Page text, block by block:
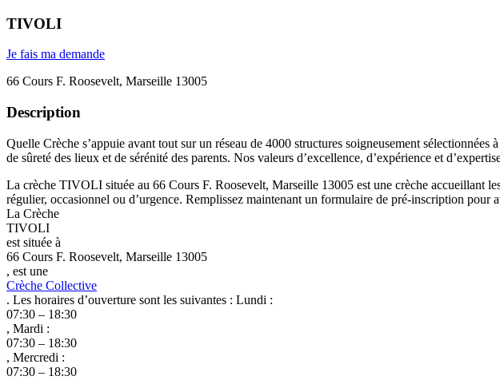
TIVOLI
Je fais ma demande
66 Cours F. Roosevelt, Marseille 13005
Description
Quelle Crèche s’appuie avant tout sur un réseau de 4000 structures soigneusement
de sûreté des lieux et de sérénité des parents. Nos valeurs d’excellence, d’expérience et
La crèche TIVOLI située au 66 Cours F. Roosevelt, Marseille 13005 est une crèche accueillant
régulier, occasionnel ou d’urgence. Remplissez maintenant un formulaire de pré-inscription
La Crèche
TIVOLI
est située à
66 Cours F. Roosevelt, Marseille 13005
, est une
Crèche Collective
. Les horaires d’ouverture sont les suivantes : Lundi :
07:30 – 18:30
, Mardi :
07:30 – 18:30
, Mercredi :
07:30 – 18:30